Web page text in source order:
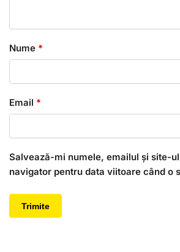
Nume *
Email *
Salvează-mi numele, emailul și site-
navigator pentru data viitoare când o